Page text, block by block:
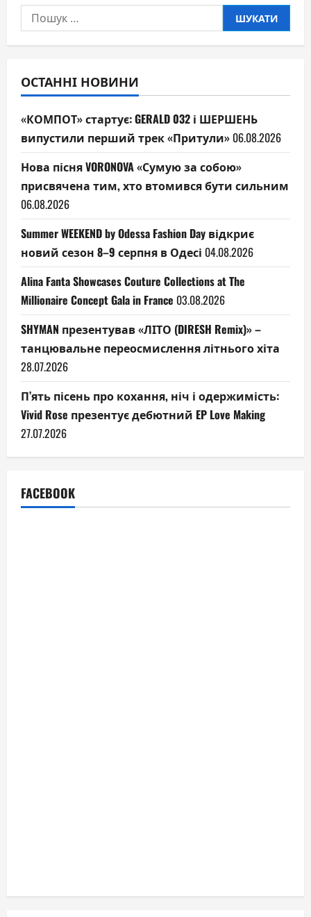
Пошук:
ОСТАННІ НОВИНИ
«КОМПОТ» стартує: GERALD 032 і ШЕРШЕНЬ
випустили перший трек «Притули» 06.08.2026
Нова пісня VORONOVA «Сумую за собою»
присвячена тим, хто втомився бути сильним
06.08.2026
Summer WEEKEND by Odessa Fashion Day відкриє
новий сезон 8–9 серпня в Одесі 04.08.2026
Alina Fanta Showcases Couture Collections at The
Millionaire Concept Gala in France 03.08.2026
SHYMAN презентував «ЛІТО (DIRESH Remix)» –
танцювальне переосмислення літнього хіта
28.07.2026
П’ять пісень про кохання, ніч і одержимість:
Vivid Rose презентує дебютний EP Love Making
27.07.2026
FACEBOOK